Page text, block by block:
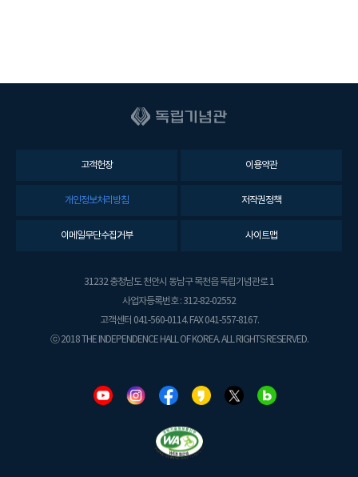
고객헌장 이용약관
개인정보처리방침 저작권정책
이메일무단수집거부 사이트맵
31232 충청남도 천안시 동남구 목천읍 독립기념관로 1
사업자등록번호 : 312-82-02552
고객센터 041-560-0114. FAX 041-557-8167.
ⓒ 2018 THE INDEPENDENCE HALL OF KOREA. ALL RIGHTS RESERVED.